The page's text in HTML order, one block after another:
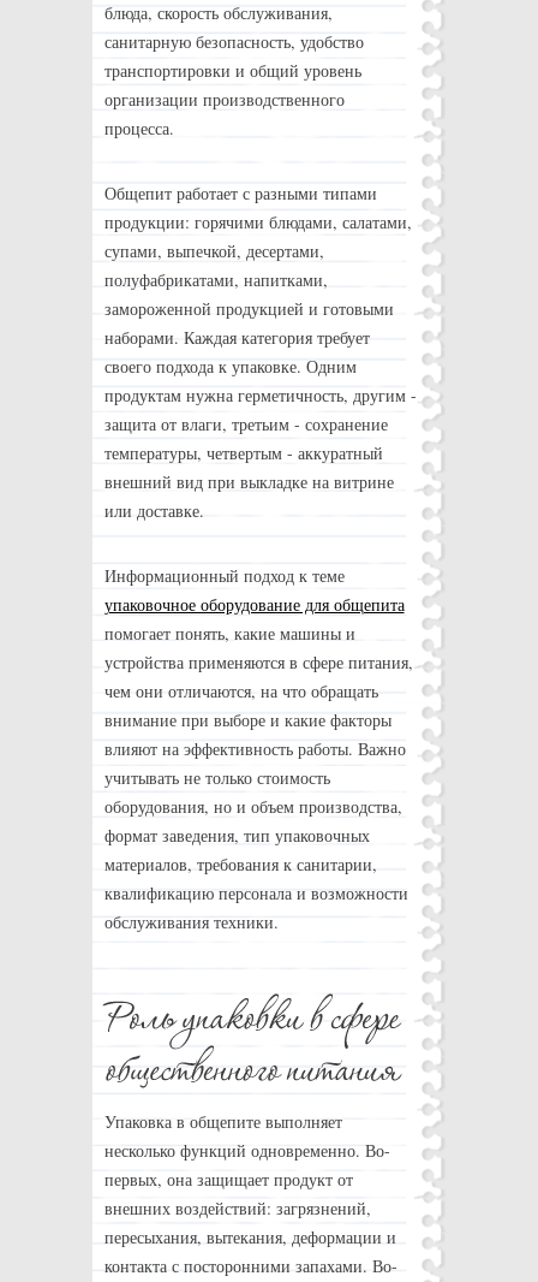
блюда, скорость обслуживания,
санитарную безопасность, удобство
транспортировки и общий уровень
организации производственного
процесса.
Общепит работает с разными типами
продукции: горячими блюдами, салатами,
супами, выпечкой, десертами,
полуфабрикатами, напитками,
замороженной продукцией и готовыми
наборами. Каждая категория требует
своего подхода к упаковке. Одним
продуктам нужна герметичность, другим -
защита от влаги, третьим - сохранение
температуры, четвертым - аккуратный
внешний вид при выкладке на витрине
или доставке.
Информационный подход к теме
упаковочное оборудование для общепита
помогает понять, какие машины и
устройства применяются в сфере питания,
чем они отличаются, на что обращать
внимание при выборе и какие факторы
влияют на эффективность работы. Важно
учитывать не только стоимость
оборудования, но и объем производства,
формат заведения, тип упаковочных
материалов, требования к санитарии,
квалификацию персонала и возможности
обслуживания техники.
Упаковка в общепите выполняет
несколько функций одновременно. Во-
первых, она защищает продукт от
внешних воздействий: загрязнений,
пересыхания, вытекания, деформации и
контакта с посторонними запахами. Во-